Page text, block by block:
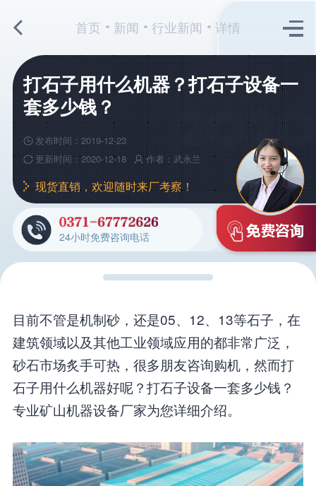
首页 新闻 行业新闻 详情
打石子用什么机器？打石子设备一
套多少钱？
发布时间：2019-12-23
更新时间：2020-12-18
作者：武永兰
现货直销，欢迎随时来厂考察！
24小时免费咨询电话
目前不管是机制砂，还是05、12、13等石子，在
建筑领域以及其他工业领域应用的都非常广泛，
砂石市场炙手可热，很多朋友咨询购机，然而打
石子用什么机器好呢？打石子设备一套多少钱？
专业矿山机器设备厂家为您详细介绍。